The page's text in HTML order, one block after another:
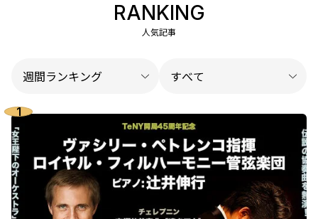
RANKING
人気記事